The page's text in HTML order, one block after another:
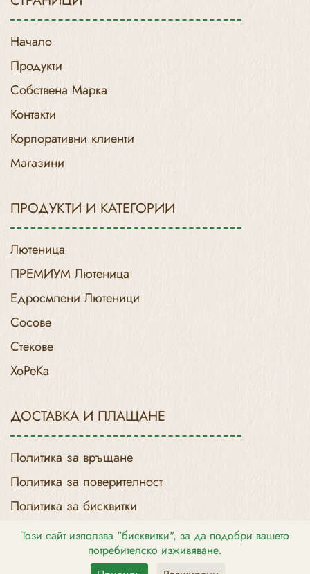
Начало
Продукти
Собствена Марка
Контакти
Корпоративни клиенти
Магазини
ПРОДУКТИ И КАТЕГОРИИ
Лютеница
ПРЕМИУМ Лютеница
Едросмлени Лютеници
Сосове
Стекове
ХоРеКа
ДОСТАВКА И ПЛАЩАНЕ
Политика за връщане
Политика за поверителност
Политика за бисквитки
Доставка и Връщане
Този сайт използва "бисквитки", за да подобри вашето
потребителско изживяване.